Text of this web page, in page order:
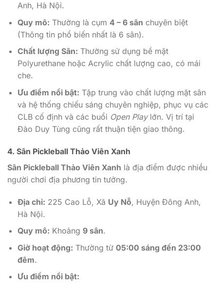
Anh, Hà Nội.
Quy mô: Thường là cụm 4 – 6 sân chuyên biệt
(Thông tin phổ biến nhất là 6 sân).
Chất lượng Sân: Thường sử dụng bề mặt
Polyurethane hoặc Acrylic chất lượng cao, có mái
che.
Ưu điểm nổi bật: Tập trung vào chất lượng mặt sân
và hệ thống chiếu sáng chuyên nghiệp, phục vụ các
CLB cố định và các buổi Open Playlớn. Vị trí tại
Đào Duy Tùng cũng rất thuận tiện giao thông.
4. Sân Pickleball Thảo Viên Xanh
Sân Pickleball Thảo Viên Xanh là địa điểm được nhiều
người chơi địa phương tin tưởng.
Địa chỉ: 225 Cao Lỗ, Xã Uy Nỗ, Huyện Đông Anh,
Hà Nội.
Quy mô: Khoảng 9 sân.
Giờ hoạt động: Thường từ 05:00 sáng đến 23:00
đêm.
Ưu điểm nổi bật: